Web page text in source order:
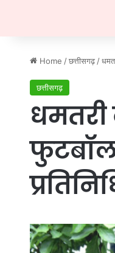
Home / छत्तीसगढ़ /
छत्तीसगढ़
धमतरी